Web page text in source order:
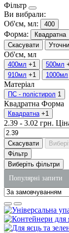
Фільтр
Ви вибрали:
Об'єм, мл:
400
Форма:
Квадратна
Скасувати
Об'єм, мл
400мл +1 500мл
910мл +1 1000мл
Матеріал
ПС - полістирол 1
Квадратна Форма
Квадратна +1
2.39 - 3.02 грн.
Скасувати
Фільтр
Виберіть фільтри
Популярні запити
паперові пакети
пластикові